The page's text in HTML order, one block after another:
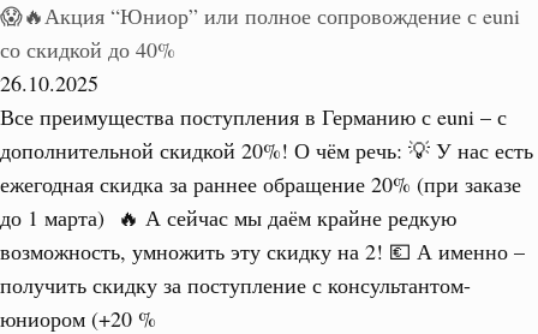
😱🔥Акция “Юниор” или полное сопровождение с euni
со скидкой до 40%
26.10.2025
Все преимущества поступления в Германию с euni – с
дополнительной скидкой 20%! О чём речь: 💡 У нас есть
ежегодная скидка за раннее обращение 20% (при заказе
до 1 марта) 🔥 А сейчас мы даём крайне редкую
возможность, умножить эту скидку на 2! 💶 А именно –
получить скидку за поступление с консультантом-
юниором (+20 %